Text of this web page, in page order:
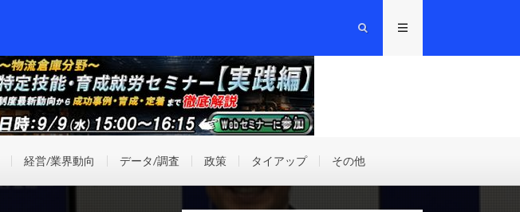
経営/業界動向 データ/調査 政策 タイアップ その他